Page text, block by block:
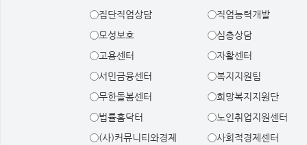
집단직업상담
직업능력개발
모성보호
심층상담
고용센터
자활센터
서민금융센터
복지지원팀
무한돌봄센터
희망복지지원단
법률홈닥터
노인취업지원센터
(사)커뮤니티와경제
사회적경제센터